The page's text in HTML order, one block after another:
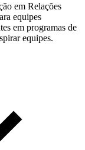
em Relações
equipes
em programas de
equipes.